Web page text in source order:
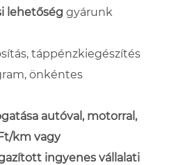
lehetőség gyárunk
táppénzkiegészítés
önkéntes
autóval, motorral,
km vagy
ingyenes vállalati